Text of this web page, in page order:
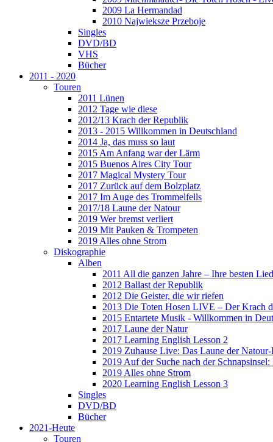
2009 La Hermandad
2010 Najwieksze Przeboje
Singles
DVD/BD
VHS
Bücher
2011 - 2020
Touren
2011 Lünen
2012 Tage wie diese
2012/13 Krach der Republik
2013 - 2015 Willkommen in Deutschland
2014 Ja, das muss so laut
2015 Am Anfang war der Lärm
2015 Buenos Aires City Tour
2017 Magical Mystery Tour
2017 Zurück auf dem Bolzplatz
2017 Im Auge des Trommelfells
2017/18 Laune der Natour
2019 Wer bremst verliert
2019 Mit Pauken & Trompeten
2019 Alles ohne Strom
Diskographie
Alben
2011 All die ganzen Jahre – Ihre besten
2012 Ballast der Republik
2012 Die Geister, die wir riefen
2013 Die Toten Hosen LIVE – Der Krach
2015 Entartete Musik - Willkommen in
2017 Laune der Natur
2017 Learning English Lesson 2
2019 Zuhause Live: Das Laune der
2019 Auf der Suche nach der
2019 Alles ohne Strom
2020 Learning English Lesson 3
Singles
DVD/BD
Bücher
2021-Heute
Touren